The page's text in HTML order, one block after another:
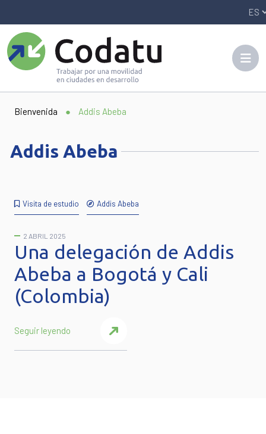
Bienvenida ● Addis Abeba
Addis Abeba
Visita de estudio Addis Abeba
2 ABRIL 2025
Una delegación de Addis
Abeba a Bogotá y Cali
(Colombia)
Seguir leyendo